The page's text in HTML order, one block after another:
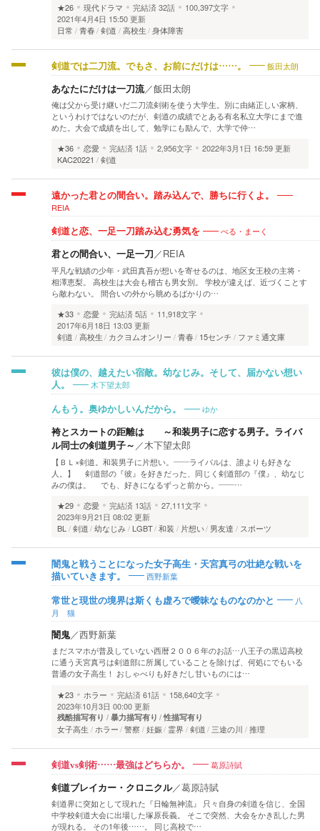
★26
現代ドラマ 完結済32話
100,397文字
2021年4月4日 15:50 更新
日常
青春 剣道 高校生 身体障害
剣道では二刀流。でもさ、お前にだけは……。 飯田太朗
あなたにだけは一刀流／飯田太朗
俺は父から受け継いだ二刀流剣術を使う大学生。別に由緒正しい家柄、
というわけではないのだが、剣道の成績でとある有名私立大学にまで進
めた。大会で成績を出して、勉学にも励んで、大学で仲…
★36
恋愛 完結済 1話 2,956文字
2022年3月1日 16:59 更新
KAC20221
剣道
遠かった君との間合い。踏み込んで、勝ちに行くよ。
REIA
剣道と恋、一足一刀踏み込む勇気を べる・まーく
君との間合い、一足一刀／REIA
平凡な戦績の少年・武田真吾が想いを寄せるのは、地区女王校の主将・
相澤恵梨。 高校生は大会も稽古も男女別。 学校が違えば、近づくことす
ら敵わない。 間合いの外から眺めるばかりの…
★33
恋愛 完結済5話
11,918文字
2017年6月18日 13:03 更新
剣道
高校生 カクヨムオンリー 青春 15センチ ファミ通文庫
彼は僕の、越えたい宿敵。幼なじみ。そして、届かない想い
人。
木下望太郎
んもう。奥ゆかしいんだから。 ゆか
袴とスカートの距離は ～和装男子に恋する男子。ライバ
ル同士の剣道男子～ ／木下望太郎
【ＢＬ×剣道。和装男子に片想い。――ライバルは、誰よりも好きな
人。】 剣道部の『彼』を好きだった、同じく剣道部の『僕』、幼なじ
みの僕は。 でも、好きになるずっと前から。――…
★29
恋愛 完結済 13話
27,111文字
2023年9月21日 08:02 更新
BL
剣道 幼なじみ LGBT 和装 片想い 男友達 スポーツ
闇鬼と戦うことになった女子高生・天宮真弓の壮絶な戦いを
描いていきます。
西野新葉
常世と現世の境界は斯くも虚ろで曖昧なものなのかと
八
月 猫
闇鬼／西野新葉
まだスマホが普及していない西暦２００６年のお話…八王子の黒辺高校
に通う天宮真弓は剣道部に所属していることを除けば、何処にでもいる
普通の女子高生！ おしゃべりも好きだし甘いものには…
★23
ホラー 完結済61話
158,640文字
2023年10月3日 00:00 更新
残酷描写有り 暴力描写有り 性描写有り
女子高生 ホラー 警察 妊娠 霊界 剣道 三途の川 推理
剣道vs剣術……最強はどちらか。 葛原詩賦
剣道ブレイカー・クロニクル／葛原詩賦
剣道界に突如として現れた『日輪無神流』 只々自身の剣道を信じ、全国
中学校剣道大会に出場した塚原長義。 そこで突然、大会をかき乱した男
が現れる。 その1年後……。 同じ高校で…